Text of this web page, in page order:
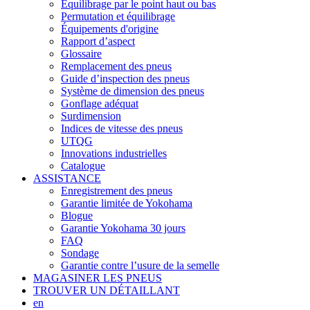
Équilibrage par le point haut ou bas
Permutation et équilibrage
Équipements d'origine
Rapport d’aspect
Glossaire
Remplacement des pneus
Guide d’inspection des pneus
Système de dimension des pneus
Gonflage adéquat
Surdimension
Indices de vitesse des pneus
UTQG
Innovations industrielles
Catalogue
ASSISTANCE
Enregistrement des pneus
Garantie limitée de Yokohama
Blogue
Garantie Yokohama 30 jours
FAQ
Sondage
Garantie contre l’usure de la semelle
MAGASINER LES PNEUS
TROUVER UN DÉTAILLANT
en